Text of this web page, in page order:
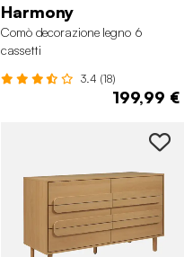
Harmony
Comò decorazione legno 6
cassetti
3.4 (18)
199,99 €